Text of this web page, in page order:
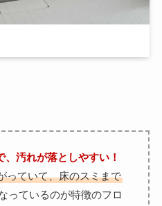
汚れが落としやすい！
っていて、床のスミまで
っているのが特徴のフロ